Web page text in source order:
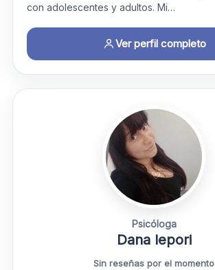
con adolescentes y adultos. Mi…
Ver perfil completo
Psicóloga
Dana lepori
Sin reseñas por el momento